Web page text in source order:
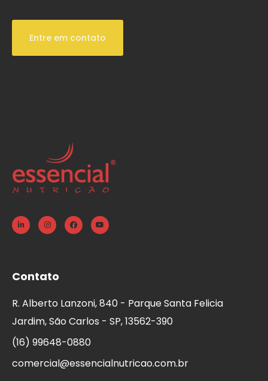
Entre em contato
Contato
R. Alberto Lanzoni, 840 - Parque Santa Felicia
Jardim, São Carlos - SP, 13562-390
(16) 99648-0880
comercial@essencialnutricao.com.br